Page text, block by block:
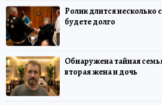
Ролик длится несколько
будете долго
Обнаружена тайная
вторая жена и дочь